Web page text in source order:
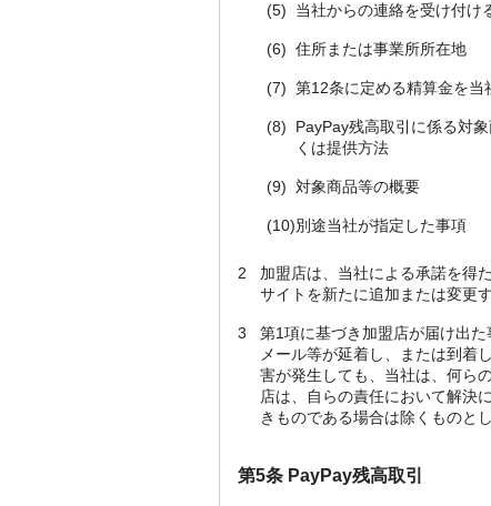
(5) 当社からの連絡を受け付け
(6) 住所または事業所所在地
(7) 第12条に定める精算金を当
(8)
PayPay残高取引に係る対
くは提供方法
(9) 対象商品等の概要
(10)別途当社が指定した事項
2
加盟店は、当社による承諾を得
サイトを新たに追加または変更
3
第1項に基づき加盟店が届け出
メール等が延着し、または到着
害が発生しても、当社は、何ら
店は、自らの責任において解決
きものである場合は除くものとし
第5条 PayPay残高取引